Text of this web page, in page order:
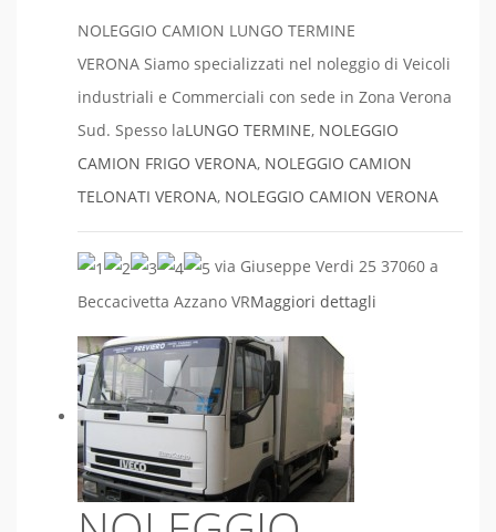
NOLEGGIO CAMION LUNGO TERMINE
VERONA Siamo specializzati nel noleggio di Veicoli
industriali e Commerciali con sede in Zona Verona
Sud. Spesso laLUNGO TERMINE, NOLEGGIO
CAMION FRIGO VERONA, NOLEGGIO CAMION
TELONATI VERONA, NOLEGGIO CAMION VERONA
via Giuseppe Verdi 25 37060 a
Beccacivetta Azzano VRMaggiori dettagli